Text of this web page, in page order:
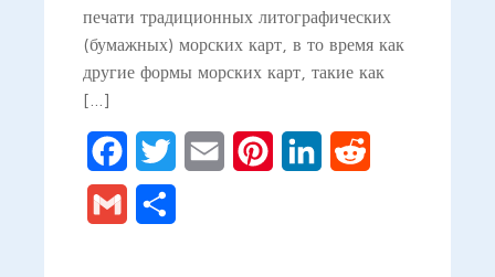
печати традиционных литографических
(бумажных) морских карт, в то время как
другие формы морских карт, такие как
[…]
FacebookTwitter Email PinterestLinkedIn
Gmail